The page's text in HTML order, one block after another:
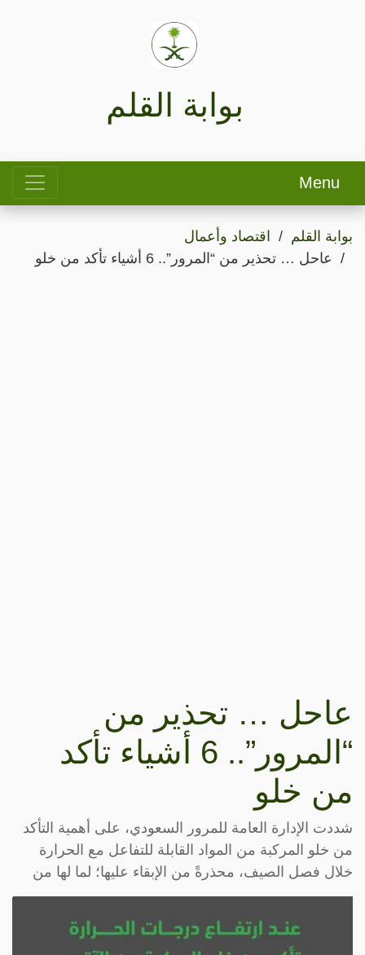
بوابة القلم
Menu
بوابة القلم
اقتصاد وأعمال
عاحل … تحذير من “المرور”.. 6 أشياء تأكد من خلو
عاحل … تحذير من
“المرور”.. 6 أشياء تأكد
من خلو
شددت الإدارة العامة للمرور السعودي، على أهمية التأكد
من خلو المركبة من المواد القابلة للتفاعل مع الحرارة
خلال فصل الصيف، محذرةً من الإبقاء عليها؛ لما لها من